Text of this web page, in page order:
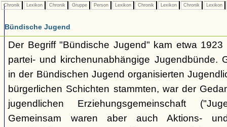
Chronik Lexikon Chronik Gruppe Person Lexikon Chronik Lexikon Chronik Lexikon
Bündische Jugend
Der Begriff "Bündische Jugend" kam etwa
partei- und kirchenunabhängige Jugendbünde.
in der Bündischen Jugend organisierten
bürgerlichen Schichten stammten, war der
jugendlichen Erziehungsgemeinschaft
Gemeinsam waren aber auch Aktions-